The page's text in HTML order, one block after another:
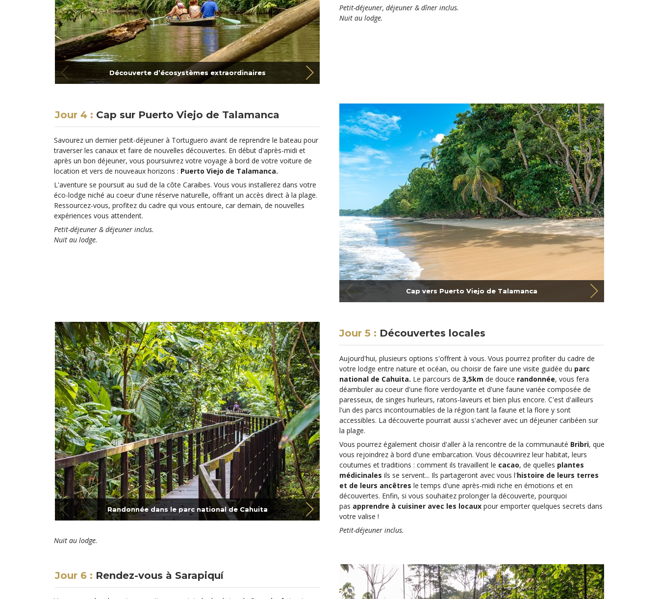
Découverte d’écosystèmes extraordinaires
Petit-déjeuner, déjeuner & dîner inclus.
Nuit au lodge.
Jour 4 : Cap sur Puerto Viejo de Talamanca
Cap vers Puerto Viejo de Talamanca
Savourez un dernier petit-déjeuner à Tortuguero avant de reprendre le bateau pour
traverser les canaux et faire de nouvelles découvertes. En début d'après-midi et
après un bon déjeuner, vous poursuivrez votre voyage à bord de votre voiture de
location et vers de nouveaux horizons : Puerto Viejo de Talamanca.
L'aventure se poursuit au sud de la côte Caraibes. Vous vous installerez dans votre
éco-lodge niché au coeur d'une réserve naturelle, offrant un accès direct à la plage.
Ressourcez-vous, profitez du cadre qui vous entoure, car demain, de nouvelles
expériences vous attendent.
Petit-déjeuner & déjeuner inclus.
Nuit au lodge.
Jour 5 : Découvertes locales
Randonnée dans le parc national de Cahuita
Aujourd'hui, plusieurs options s'offrent à vous. Vous pourrez profiter du cadre de
votre lodge entre nature et océan, ou choisir de faire une visite guidée du parc
national de Cahuita. Le parcours de 3,5km de douce randonnée, vous fera
déambuler au coeur d'une flore verdoyante et d'une faune variée composée de
paresseux, de singes hurleurs, ratons-laveurs et bien plus encore. C'est d'ailleurs
l'un des parcs incontournables de la région tant la faune et la flore y sont
accessibles. La découverte pourrait aussi s'achever avec un déjeuner caribéen sur
la plage.
Vous pourrez également choisir d'aller à la rencontre de la communauté Bribri, que
vous rejoindrez à bord d'une embarcation. Vous découvrirez leur habitat, leurs
coutumes et traditions : comment ils travaillent le cacao, de quelles plantes
médicinales ils se servent... Ils partageront avec vous l'histoire de leurs terres
et de leurs ancêtres le temps d'une après-midi riche en émotions et en
découvertes. Enfin, si vous souhaitez prolonger la découverte, pourquoi
pas apprendre à cuisiner avec les locaux pour emporter quelques secrets dans
votre valise !
Petit-déjeuner inclus.
Nuit au lodge.
Jour 6 : Rendez-vous à Sarapiquí